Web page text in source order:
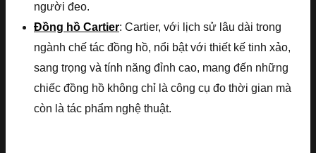
người đeo.
Đồng hồ Cartier: Cartier, với lịch sử lâu dài trong
ngành chế tác đồng hồ, nổi bật với thiết kế tinh xảo,
sang trọng và tính năng đỉnh cao, mang đến những
chiếc đồng hồ không chỉ là công cụ đo thời gian mà
còn là tác phẩm nghệ thuật.